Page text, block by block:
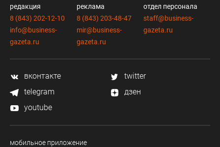
редакция
8 (843) 202-12-10
info@business-
gazeta.ru
реклама
8 (843) 203-48-47
mir@business-
gazeta.ru
отдел персонала
staff@business-
gazeta.ru
вконтакте
twitter
telegram
дзен
youtube
мобильное приложение